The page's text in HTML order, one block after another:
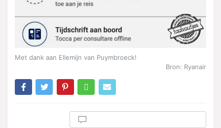
Met dank aan Ellemijn van Puymbroeck!
Bron: Ryanair